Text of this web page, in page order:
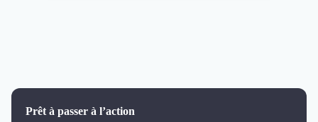
Prêt à passer à l’action